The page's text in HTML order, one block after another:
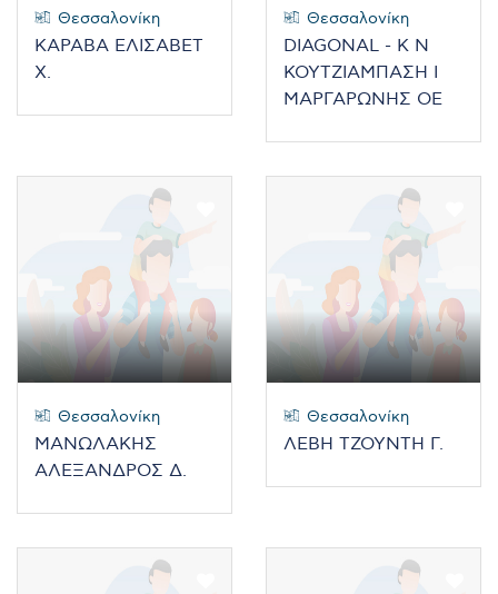
Θεσσαλονίκη
ΚΑΡΑΒΑ ΕΛΙΣΑΒΕΤ
Χ.
Θεσσαλονίκη
DIAGONAL - Κ Ν
ΚΟΥΤΖΙΑΜΠΑΣΗ Ι
ΜΑΡΓΑΡΩΝΗΣ ΟΕ
Θεσσαλονίκη
ΜΑΝΩΛΑΚΗΣ
ΑΛΕΞΑΝΔΡΟΣ Δ.
Θεσσαλονίκη
ΛΕΒΗ ΤΖΟΥΝΤΗ Γ.